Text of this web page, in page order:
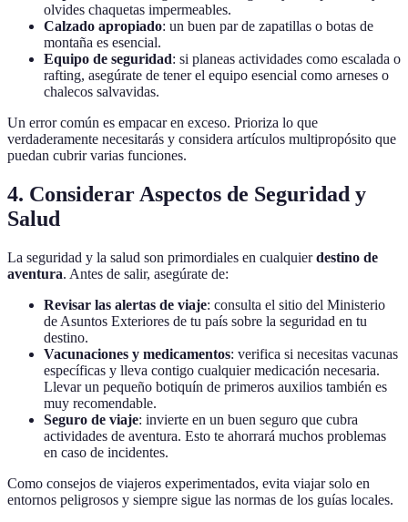
olvides chaquetas impermeables.
Calzado apropiado: un buen par de zapatillas o botas de
montaña es esencial.
Equipo de seguridad: si planeas actividades como escalada o
rafting, asegúrate de tener el equipo esencial como arneses o
chalecos salvavidas.
Un error común es empacar en exceso. Prioriza lo que
verdaderamente necesitarás y considera artículos multipropósito que
puedan cubrir varias funciones.
4. Considerar Aspectos de Seguridad y
Salud
La seguridad y la salud son primordiales en cualquierdestino de
aventura. Antes de salir, asegúrate de:
Revisar las alertas de viaje: consulta el sitio del Ministerio
de Asuntos Exteriores de tu país sobre la seguridad en tu
destino.
Vacunaciones y medicamentos: verifica si necesitas vacunas
específicas y lleva contigo cualquier medicación necesaria.
Llevar un pequeño botiquín de primeros auxilios también es
muy recomendable.
Seguro de viaje: invierte en un buen seguro que cubra
actividades de aventura. Esto te ahorrará muchos problemas
en caso de incidentes.
Como consejos de viajeros experimentados, evita viajar solo en
entornos peligrosos y siempre sigue las normas de los guías locales.